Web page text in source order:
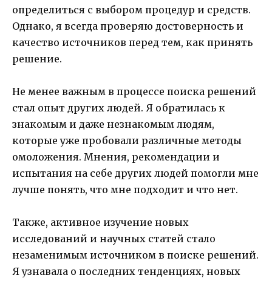
определиться с выбором процедур и средств.
Однако, я всегда проверяю достоверность и
качество источников перед тем, как принять
решение.
Не менее важным в процессе поиска решений
стал опыт других людей. Я обратилась к
знакомым и даже незнакомым людям,
которые уже пробовали различные методы
омоложения. Мнения, рекомендации и
испытания на себе других людей помогли мне
лучше понять, что мне подходит и что нет.
Также, активное изучение новых
исследований и научных статей стало
незаменимым источником в поиске решений.
Я узнавала о последних тенденциях, новых